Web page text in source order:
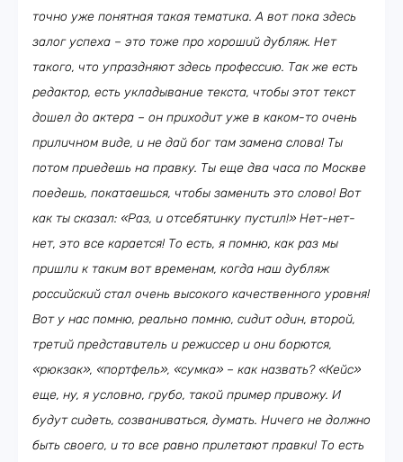
точно уже понятная такая тематика. А вот пока здесь
залог успеха – это тоже про хороший дубляж. Нет
такого, что упраздняют здесь профессию. Так же есть
редактор, есть укладывание текста, чтобы этот текст
дошел до актера – он приходит уже в каком-то очень
приличном виде, и не дай бог там замена слова! Ты
потом приедешь на правку. Ты еще два часа по Москве
поедешь, покатаешься, чтобы заменить это слово! Вот
как ты сказал: «Раз, и отсебятинку пустил!» Нет-нет-
нет, это все карается! То есть, я помню, как раз мы
пришли к таким вот временам, когда наш дубляж
российский стал очень высокого качественного уровня!
Вот у нас помню, реально помню, сидит один, второй,
третий представитель и режиссер и они борются,
«рюкзак», «портфель», «сумка» – как назвать? «Кейс»
еще, ну, я условно, грубо, такой пример привожу. И
будут сидеть, созваниваться, думать. Ничего не должно
быть своего, и то все равно прилетают правки! То есть